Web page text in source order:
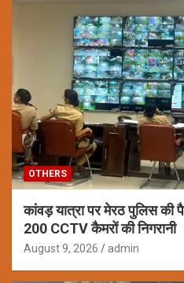
OTHERS
कांवड़ यात्रा पर मेरठ पुलिस
200 CCTV कैमरों की निगरानी
August 9, 2026 admin